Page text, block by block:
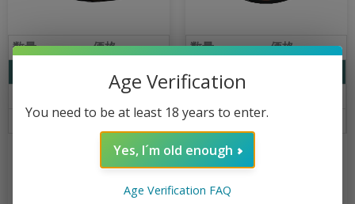
数量
価格
4.19
30+
€ 3.59
PABLO Gold Pineapple 17 mg
数量
価格
1
30+
Klint Strawberry Mini 3.2 mg
Age Verification
You need to be at least 18 years to enter.
Yes, I´m old enough
Age Verification FAQ